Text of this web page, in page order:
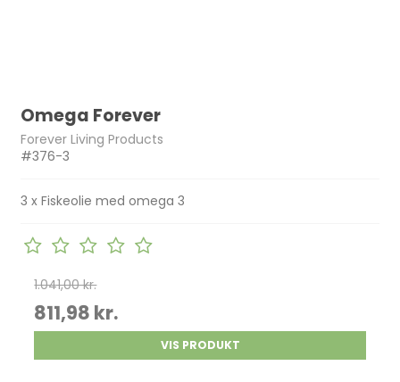
Omega Forever
Forever Living Products
#376-3
3 x Fiskeolie med omega 3
1.041,00 kr.
811,98 kr.
VIS PRODUKT